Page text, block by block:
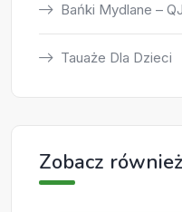
Bańki Mydlane –
Tauaże Dla Dzieci
Zobacz również